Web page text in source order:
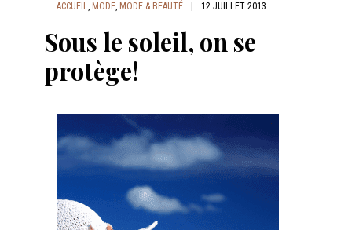
ACCUEIL, MODE, MODE & BEAUTÉ 12 JUILLET 2013
Sous le soleil, on se
protège!